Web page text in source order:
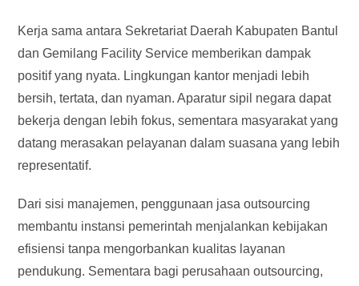
Kerja sama antara Sekretariat Daerah Kabupaten Bantul
dan Gemilang Facility Service memberikan dampak
positif yang nyata. Lingkungan kantor menjadi lebih
bersih, tertata, dan nyaman. Aparatur sipil negara dapat
bekerja dengan lebih fokus, sementara masyarakat yang
datang merasakan pelayanan dalam suasana yang lebih
representatif.
Dari sisi manajemen, penggunaan jasa outsourcing
membantu instansi pemerintah menjalankan kebijakan
efisiensi tanpa mengorbankan kualitas layanan
pendukung. Sementara bagi perusahaan outsourcing,